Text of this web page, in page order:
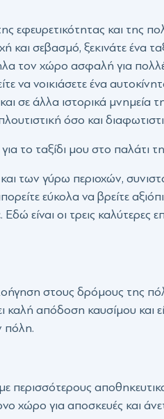
εφευρετικότητας και της
και σεβασμό, ξεκινάτε ένα
τον χώρο ασφαλή για πολλές
να νοικιάσετε ένα
άλλα ιστορικά μνημεία
όσο και
το ταξίδι μου στο παλάτι
των γύρω περιοχών,
εύκολα να βρείτε
είναι οι τρεις καλύτερες
στους δρόμους της
απόδοση καυσίμου και
πόλη.
περισσότερους
χώρο για αποσκευές και